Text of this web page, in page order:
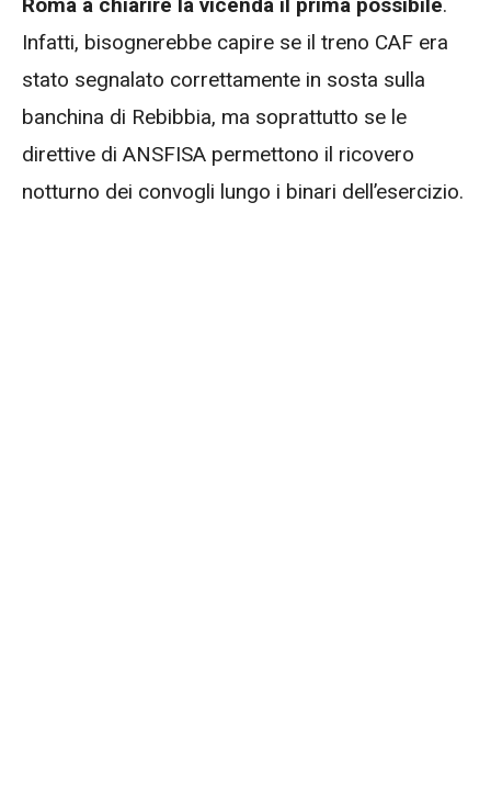
Infatti, bisognerebbe capire se il treno CAF era
stato segnalato correttamente in sosta sulla
banchina di Rebibbia, ma soprattutto se le
direttive di ANSFISA permettono il ricovero
notturno dei convogli lungo i binari dell’esercizio.